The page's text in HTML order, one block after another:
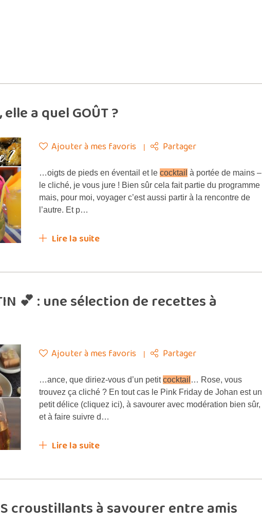
a quel GOÛT ?
Ajouter à mes favoris Partager
…oigts de pieds en éventail et le cocktail à portée de mains –
le cliché, je vous jure ! Bien sûr cela fait partie du programme
mais, pour moi, voyager c’est aussi partir à la rencontre de
l’autre. Et p…
Lire la suite
💕 : une sélection de recettes à
Ajouter à mes favoris Partager
…ance, que diriez-vous d’un petitcocktail … Rose, vous
trouvez ça cliché ? En tout cas le Pink Friday de Johan est un
petit délice (cliquez ici), à savourer avec modération bien sûr,
et à faire suivre d…
Lire la suite
croustillants à savourer entre amis